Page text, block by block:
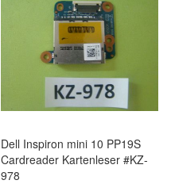
Dell Inspiron mini 10 PP19S
Cardreader Kartenleser #KZ-
978